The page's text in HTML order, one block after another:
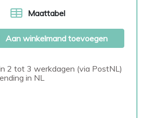
Maattabel
Aan winkelmand toevoegen
2 tot 3 werkdagen (via PostNL)
in NL